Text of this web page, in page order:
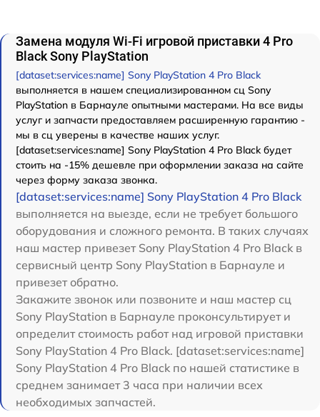
Замена модуля Wi-Fi игровой приставки 4 Pro
Black Sony PlayStation
[dataset:services:name] Sony PlayStation 4 Pro Black
выполняется в нашем специализированном сц Sony
PlayStation в Барнауле опытными мастерами. На все виды
услуг и запчасти предоставляем расширенную гарантию -
мы в сц уверены в качестве наших услуг.
[dataset:services:name] Sony PlayStation 4 Pro Black будет
стоить на -15% дешевле при оформлении заказа на сайте
через форму заказа звонка.
[dataset:services:name] Sony PlayStation 4 Pro Black
выполняется на выезде, если не требует большого
оборудования и сложного ремонта. В таких случаях
наш мастер привезет Sony PlayStation 4 Pro Black в
сервисный центр Sony PlayStation в Барнауле и
привезет обратно.
Закажите звонок или позвоните и наш мастер сц
Sony PlayStation в Барнауле проконсультирует и
определит стоимость работ над игровой приставки
Sony PlayStation 4 Pro Black. [dataset:services:name]
Sony PlayStation 4 Pro Black по нашей статистике в
среднем занимает 3 часа при наличии всех
необходимых запчастей.